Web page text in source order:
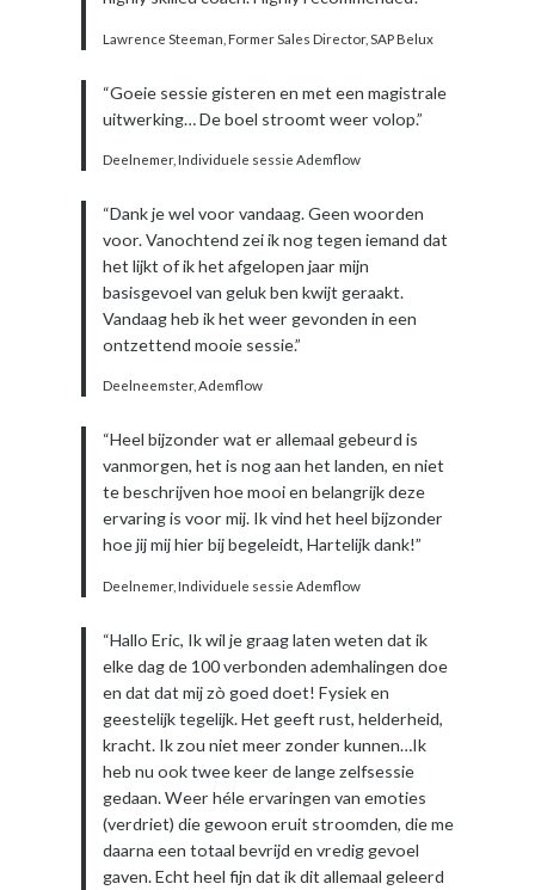
Lawrence Steeman, Former Sales Director, SAP Belux
“Goeie sessie gisteren en met een magistrale
uitwerking… De boel stroomt weer volop.”
Deelnemer, Individuele sessie Ademflow
“Dank je wel voor vandaag. Geen woorden
voor. Vanochtend zei ik nog tegen iemand dat
het lijkt of ik het afgelopen jaar mijn
basisgevoel van geluk ben kwijt geraakt.
Vandaag heb ik het weer gevonden in een
ontzettend mooie sessie.”
Deelneemster, Ademflow
“Heel bijzonder wat er allemaal gebeurd is
vanmorgen, het is nog aan het landen, en niet
te beschrijven hoe mooi en belangrijk deze
ervaring is voor mij. Ik vind het heel bijzonder
hoe jij mij hier bij begeleidt, Hartelijk dank!”
Deelnemer, Individuele sessie Ademflow
“Hallo Eric, Ik wil je graag laten weten dat ik
elke dag de 100 verbonden ademhalingen doe
en dat dat mij zò goed doet! Fysiek en
geestelijk tegelijk. Het geeft rust, helderheid,
kracht. Ik zou niet meer zonder kunnen…Ik
heb nu ook twee keer de lange zelfsessie
gedaan. Weer héle ervaringen van emoties
(verdriet) die gewoon eruit stroomden, die me
daarna een totaal bevrijd en vredig gevoel
gaven. Echt heel fijn dat ik dit allemaal geleerd